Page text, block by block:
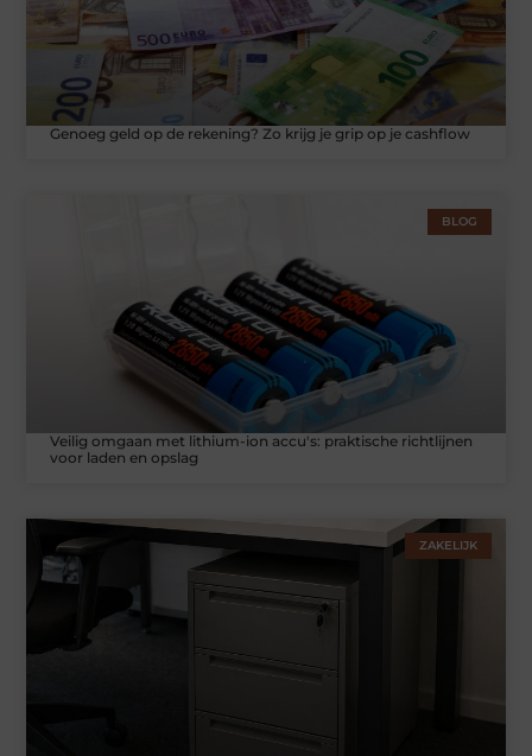
Genoeg geld op de rekening? Zo krijg je grip op je cashflow
BLOG
Veilig omgaan met lithium-ion accu's: praktische richtlijnen
voor laden en opslag
ZAKELIJK